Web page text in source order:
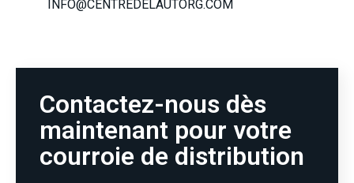
Contactez-nous dès
maintenant pour votre
courroie de distribution
INFO@CENTREDELAUTORG.COM